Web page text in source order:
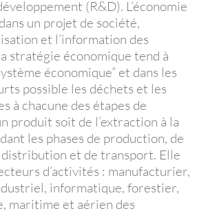
(R&D). L’économie
un projet de société,
et l’information des
stratégie économique tend à
économique” et dans les
possible les déchets et les
à chacune des étapes de
produit soit de l’extraction à la
les phases de production, de
et de transport. Elle
d’activités : manufacturier,
informatique, forestier,
maritime et aérien des